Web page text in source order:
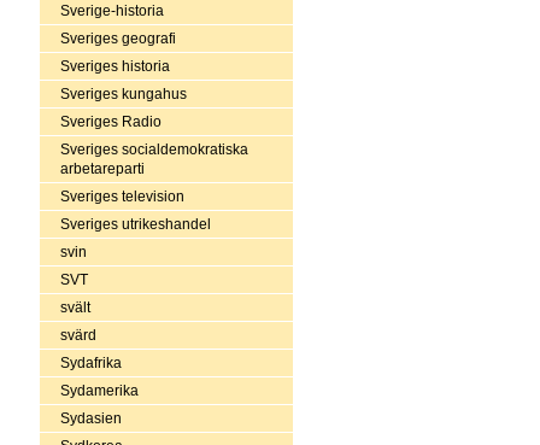
Sverige-historia
Sveriges geografi
Sveriges historia
Sveriges kungahus
Sveriges Radio
Sveriges socialdemokratiska
arbetareparti
Sveriges television
Sveriges utrikeshandel
svin
SVT
svält
svärd
Sydafrika
Sydamerika
Sydasien